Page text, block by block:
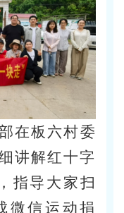
在板六村委
讲解红十字
指导大家扫
微信运动捐